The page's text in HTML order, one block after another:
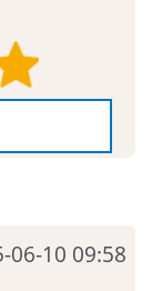
06-10 09:58